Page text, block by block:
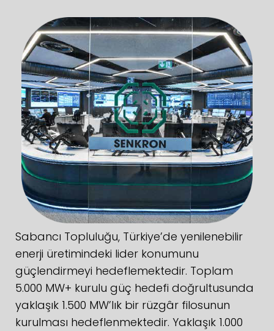
Sabancı Topluluğu, Türkiye’de yenilenebilir
enerji üretimindeki lider konumunu
güçlendirmeyi hedeflemektedir. Toplam
5.000 MW+ kurulu güç hedefi doğrultusunda
yaklaşık 1.500 MW’lık bir rüzgâr filosunun
kurulması hedeflenmektedir. Yaklaşık 1.000